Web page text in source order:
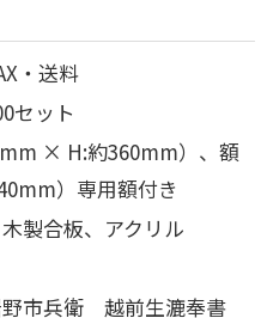
・送料
セット
× H:約360mm）、額
）専用額付き
合板、アクリル
兵衛 越前生漉奉書